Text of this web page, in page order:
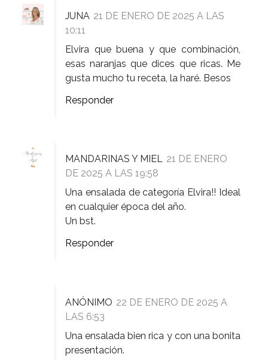
JUNA 21 DE ENERO DE 2025 A LAS
10:11
Elvira que buena y que combinación,
esas naranjas que dices que ricas. Me
gusta mucho tu receta, la haré. Besos
Responder
MANDARINAS Y MIEL 21 DE ENERO
DE 2025 A LAS 19:58
Una ensalada de categoría Elvira!! Ideal
en cualquier época del año.
Un bst.
Responder
ANÓNIMO 22 DE ENERO DE 2025 A
LAS 6:53
Una ensalada bien rica y con una bonita
presentación.